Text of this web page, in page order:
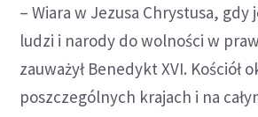
– Wiara w Jezusa Chrystusa,
ludzi i narody do wolności w
zauważył Benedykt XVI.
poszczególnych krajach i na